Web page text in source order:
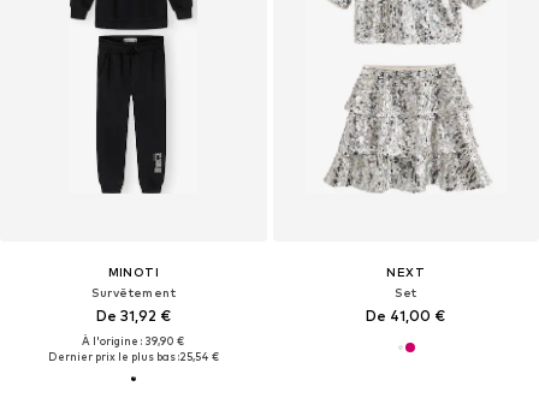
MINOTI
Survêtement
De 31,92 €
À l'origine : 39,90 €
Dernier prix le plus bas :25,54 €
NEXT
Set
De 41,00 €